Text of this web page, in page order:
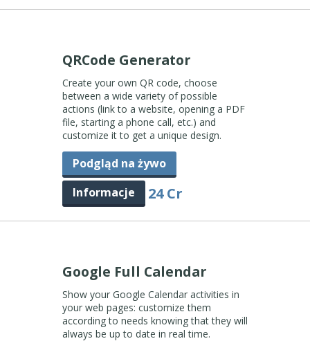
QRCode Generator
Create your own QR code, choose
between a wide variety of possible
actions (link to a website, opening a PDF
file, starting a phone call, etc.) and
customize it to get a unique design.
Podgląd na żywo
Informacje
24 Cr
Google Full Calendar
Show your Google Calendar activities in
your web pages: customize them
according to needs knowing that they will
always be up to date in real time.